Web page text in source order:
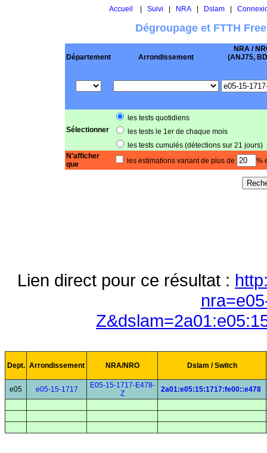
Accueil Suivi NRA| Dslam|
Dégroupage et FTTH
Département Arrondissement
NRA /
(ANJ75,
Sélectionner
les tests quotidiens
les tests le 1er de chaque mois
les tests cumulés (détections sur 21 jours)
N'afficher
que
les estimations variant de plus de %
Lien direct pour ce résultat :
Dept. Arrondissement NRA/NRO Dslam / Switch
e05 e05-15-1717
E05-15-1717-E478-
Z
2a01:e05:15:1717:fe00::e478